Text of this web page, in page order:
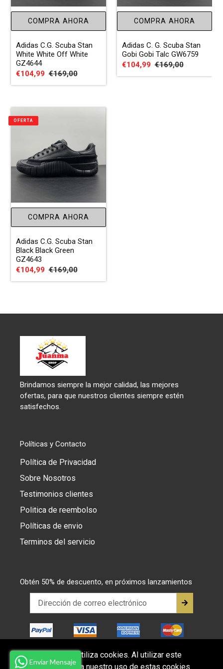
:
COMPRA AHORA
Adidas C.G. Scuba Stan
White White Off White
GZ4644
Precio
de
€104,99 Precio
habitual
€169,00
COMPRA AHORA
Adidas C. G. Scuba Stan
Gobi Gobi Talc GW6759
Precio
de
€104,99 Precio
habitual
€169,00
COMPRA AHORA
Adidas C.G. Scuba Stan
Black Black Green
GZ4643
Precio
de
€104,99 Precio
habitual
€169,00
OFERTA
Brindamos siempre la mejor calidad, las mejores
ofertas, para que nuestros clientes siempre estén
satisfechos.
Políticas y Contacto
Política de Privacidad
Sobre Nosotros
Testimonios clientes
Politica de reembolso
Políticas de envio
Terminos del servicio
Obtén 50% de descuento, en próximos lanzamientos
Este sitio web utiliza cookies. Al utilizar este
sitio web, acepta nuestro uso de estas cookies.
Enviar Mensaje